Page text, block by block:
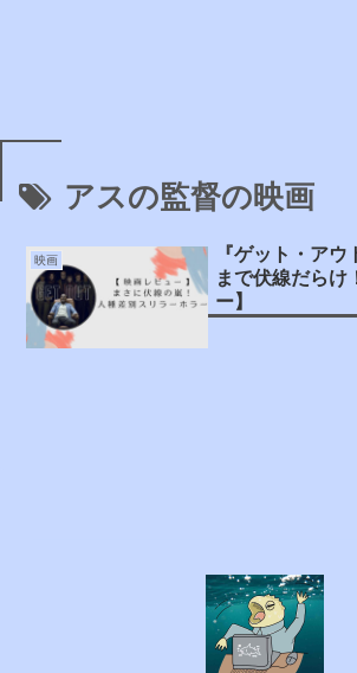
アスの監督の映画
映画
『ゲット・ア
まで伏線だらけ
ー】